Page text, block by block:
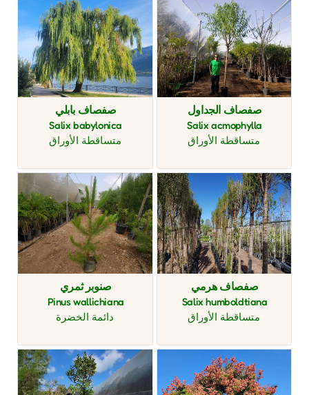
صفصاف الجداول
Salix acmophylla
متساقطة الأوراق
صفصاف بابلي
Salix babylonica
متساقطة الأوراق
صفصاف هرمي
Salix humboldtiana
متساقطة الأوراق
صنوبر ثمري
Pinus wallichiana
دائمة الخضرة